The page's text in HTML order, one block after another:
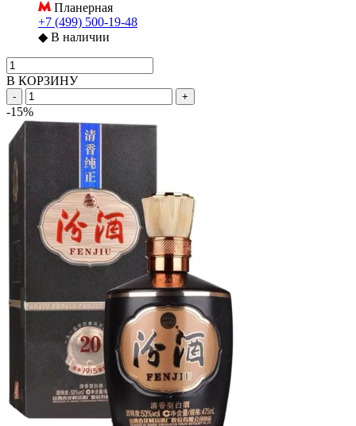
Планерная
+7 (499) 500-19-48
◆ В наличии
В КОРЗИНУ
- +
-15%